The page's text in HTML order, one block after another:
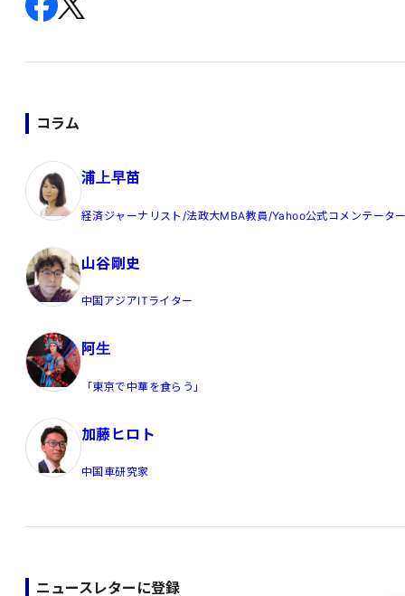
コラム
浦上早苗
経済ジャーナリスト/法政大MBA教員/Yahoo公式コメンテータ
山谷剛史
中国アジアITライター
阿生
「東京で中華を食らう」
加藤ヒロト
中国車研究家
ニュースレターに登録